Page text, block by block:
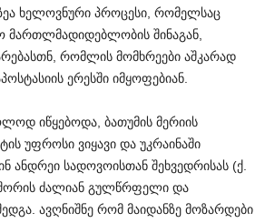
ხელოვნური პროცესი, რომელსაც
მართლმადიდებლობის შინაგან,
რომლის მომხრეები აშკარად
ერესში იმყოფებიან.
იწყებოდა, ბათუმის მერიის
უფროსი ვიყავი და უკრაინაში
ანდრეი სადოვოისთან შეხვედრისას (ქ.
ძალიან გულწრფელი და
ავღნიშნე რომ მაიდანზე მოზარდები